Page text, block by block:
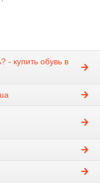
- купить обувь в